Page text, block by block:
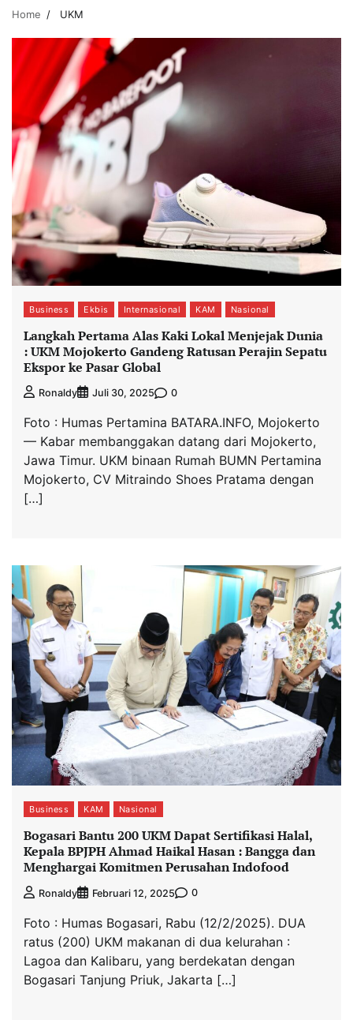
Home UKM
Business Ekbis Internasional KAM Nasional
Langkah Pertama Alas Kaki Lokal Menjejak Dunia
: UKM Mojokerto Gandeng Ratusan Perajin Sepatu
Ekspor ke Pasar Global
Ronaldy Juli 30, 2025 0
Foto : Humas Pertamina BATARA.INFO, Mojokerto
— Kabar membanggakan datang dari Mojokerto,
Jawa Timur. UKM binaan Rumah BUMN Pertamina
Mojokerto, CV Mitraindo Shoes Pratama dengan
[…]
Business KAM Nasional
Bogasari Bantu 200 UKM Dapat Sertifikasi Halal,
Kepala BPJPH Ahmad Haikal Hasan : Bangga dan
Menghargai Komitmen Perusahan Indofood
Ronaldy Februari 12, 2025 0
Foto : Humas Bogasari, Rabu (12/2/2025). DUA
ratus (200) UKM makanan di dua kelurahan :
Lagoa dan Kalibaru, yang berdekatan dengan
Bogasari Tanjung Priuk, Jakarta […]